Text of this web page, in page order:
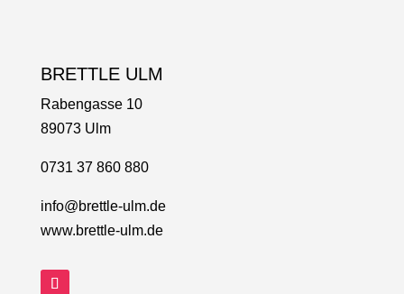
BRETTLE ULM
Rabengasse 10
89073 Ulm
0731 37 860 880
info@brettle-ulm.de
www.brettle-ulm.de